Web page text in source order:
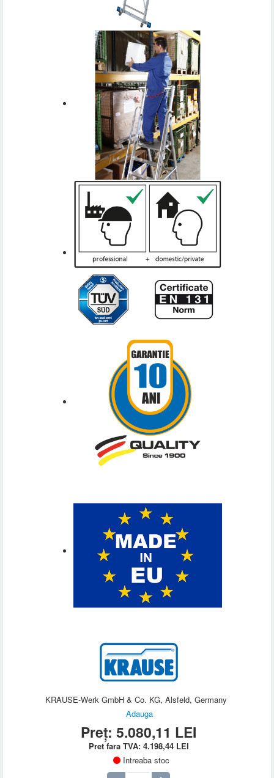
KRAUSE-Werk GmbH & Co. KG, Alsfeld, Germany
Adauga
Preț:5.080,11 LEI
Pret fara TVA: 4.198,44 LEI
Intreaba stoc